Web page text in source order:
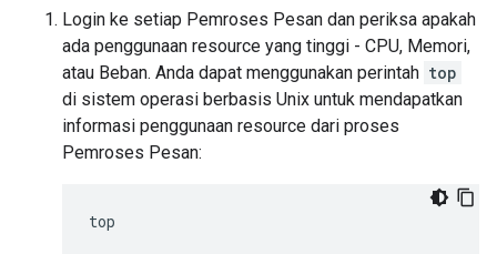
Login ke setiap Pemroses Pesan dan periksa apakah
ada penggunaan resource yang tinggi - CPU, Memori,
atau Beban. Anda dapat menggunakan perintah top
di sistem operasi berbasis Unix untuk mendapatkan
informasi penggunaan resource dari proses
Pemroses Pesan: